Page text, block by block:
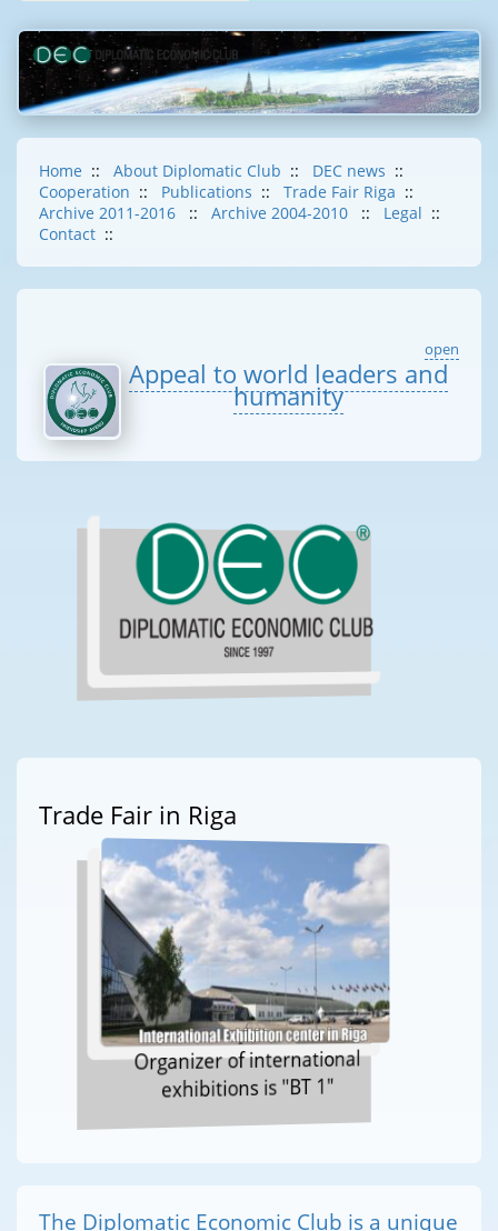
Home :: About Diplomatic Club :: DEC news ::
Cooperation :: Publications :: Trade Fair Riga ::
Archive 2011-2016
:: Archive 2004-2010 :: Legal ::
Contact ::
open
Appeal to world leaders and
humanity
Trade Fair in Riga
Organizer of international
exhibitions is "BT 1"
The Diplomatic Economic Club is a unique